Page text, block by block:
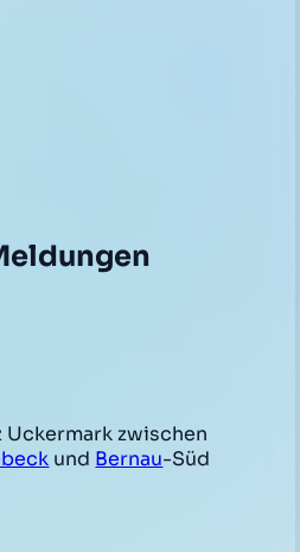
Uckermark zwischen
und Bernau-Süd